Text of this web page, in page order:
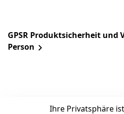
GPSR Produktsicherheit und
Person
Ihre Privatsphäre